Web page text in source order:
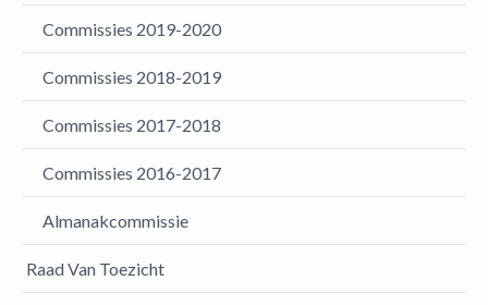
Commissies 2019-2020
Commissies 2018-2019
Commissies 2017-2018
Commissies 2016-2017
Almanakcommissie
Raad Van Toezicht